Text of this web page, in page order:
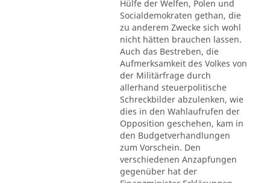
Hülfe der Welfen, Polen und
Socialdemokraten gethan, die
zu anderem Zwecke sich wohl
nicht hätten brauchen lassen.
Auch das Bestreben, die
Aufmerksamkeit des Volkes von
der Militärfrage durch
allerhand steuerpolitische
Schreckbilder abzulenken, wie
dies in den Wahlaufrufen der
Opposition geschehen, kam in
den Budgetverhandlungen
zum Vorschein. Den
verschiedenen Anzapfungen
gegenüber hat der